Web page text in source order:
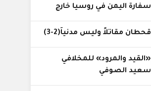
سفارة اليمن في روسيا خارج
قحطان مقاتلاً وليس مدنياً(2-3)
«القيد والمرود» للمخلافي
سعيد الصوفي